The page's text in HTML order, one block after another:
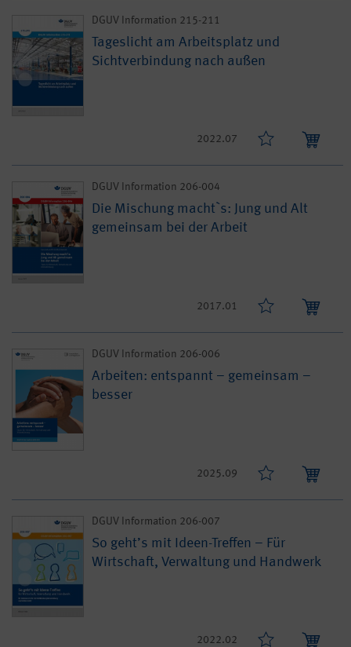
DGUV Information 215-211
Tageslicht am Arbeitsplatz und
Sichtverbindung nach außen
2022.07
DGUV Information 206-004
Die Mischung macht`s: Jung und Alt
gemeinsam bei der Arbeit
2017.01
DGUV Information 206-006
Arbeiten: entspannt – gemeinsam –
besser
2025.09
DGUV Information 206-007
So geht’s mit Ideen-Treffen – Für
Wirtschaft, Verwaltung und Handwerk
2022.02